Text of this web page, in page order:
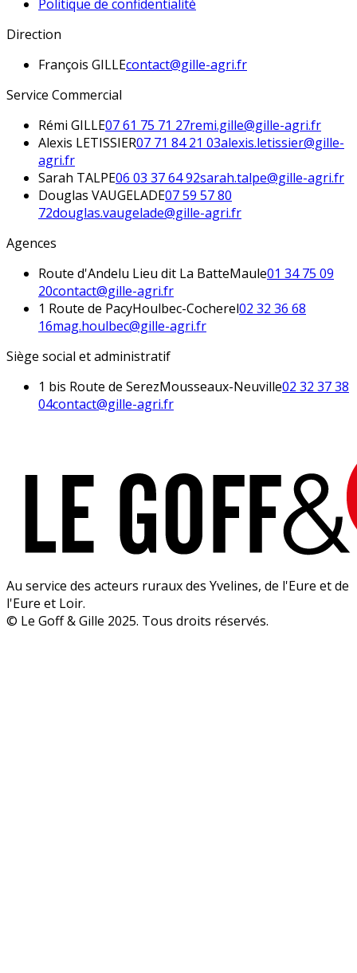
Politique de confidentialité
Direction
François GILLEcontact@gille-agri.fr
Service Commercial
Rémi GILLE07 61 75 71 27remi.gille@gille-agri.fr
Alexis LETISSIER07 71 84 21 03alexis.letissier@gille-
agri.fr
Sarah TALPE06 03 37 64 92sarah.talpe@gille-agri.fr
Douglas VAUGELADE07 59 57 80
72douglas.vaugelade@gille-agri.fr
Agences
Route d'Andelu Lieu dit La BatteMaule01 34 75 09
20contact@gille-agri.fr
1 Route de PacyHoulbec-Cocherel02 32 36 68
16mag.houlbec@gille-agri.fr
Siège social et administratif
1 bis Route de SerezMousseaux-Neuville02 32 37 38
04contact@gille-agri.fr
Au service des acteurs ruraux des Yvelines, de l'Eure et de
l'Eure et Loir.
© Le Goff & Gille 2025. Tous droits réservés.